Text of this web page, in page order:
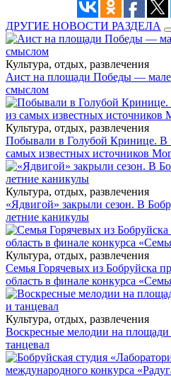
ДРУГИЕ НОВОСТИ РАЗДЕЛА
Культура, отдых, развлечения
Аист на площади Победы —
смыслом
Культура, отдых, развлечения
Побывали в Голубой Кринице. В
самых известных источников
Культура, отдых, развлечения
«Ядвигой» закрыли сезон. В
летние каникулы
Культура, отдых, развлечения
Семья Горячевых из Бобруйска
область в финале конкурса
Культура, отдых, развлечения
Воскресные мелодии на
танцевал